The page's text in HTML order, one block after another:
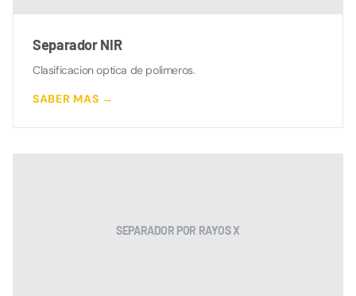
Separador NIR
Clasificacion optica de polimeros.
SABER MAS →
SEPARADOR POR RAYOS X